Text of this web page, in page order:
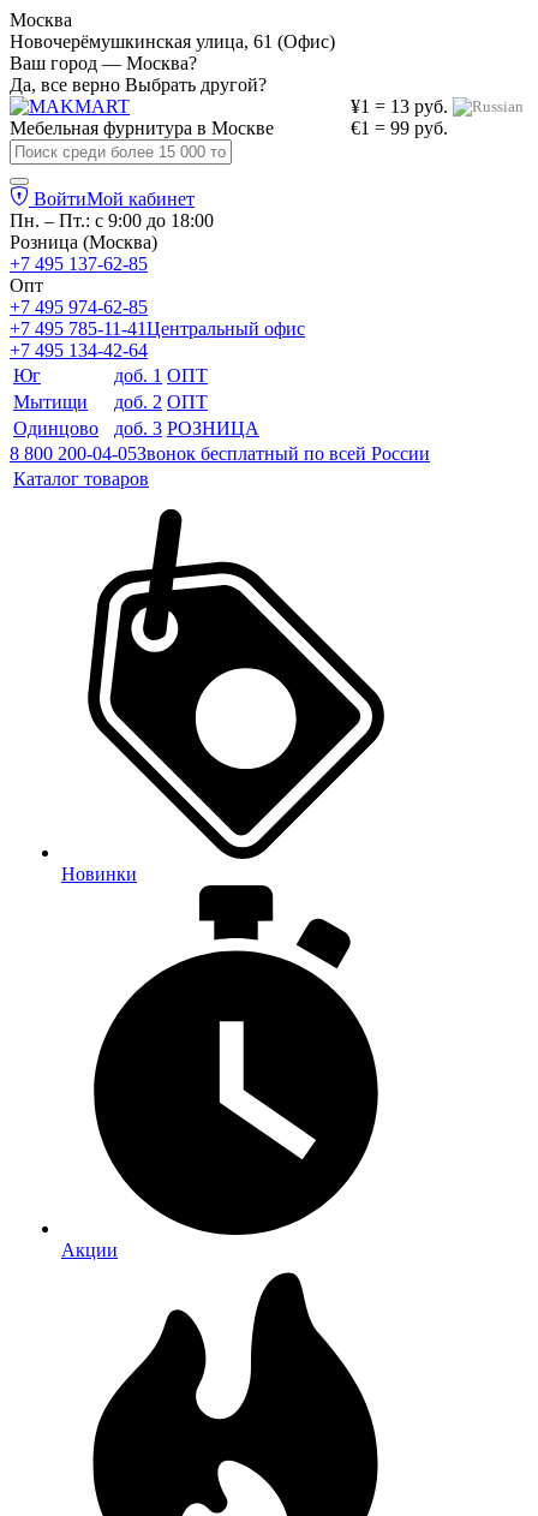
Москва
Новочерёмушкинская улица, 61 (Офис)
Ваш город — Москва?
Да, все верно Выбрать другой?
¥1 = 13 руб.
€1 = 99 руб.
Мебельная фурнитура в Москве
ВойтиМой кабинет
Пн. – Пт.: с 9:00 до 18:00
Розница (Москва)
+7 495 137-62-85
Опт
+7 495 974-62-85
+7 495 785-11-41Центральный офис
+7 495 134-42-64
Юг
доб. 1 ОПТ
Мытищи
доб. 2 ОПТ
Одинцово
доб. 3 РОЗНИЦА
8 800 200-04-05Звонок бесплатный по всей России
Каталог товаров
Новинки
Акции